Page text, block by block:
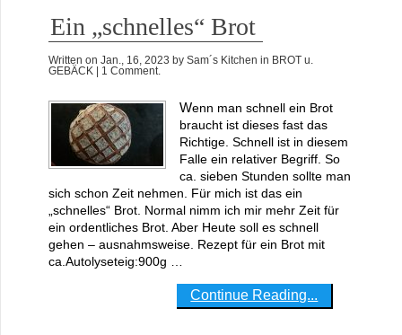
Ein „schnelles“ Brot
Written on Jan., 16, 2023 by Sam´s Kitchen in BROT u.
GEBÄCK
| 1 Comment.
Wenn man schnell ein Brot
braucht ist dieses fast das
Richtige. Schnell ist in diesem
Falle ein relativer Begriff. So
ca. sieben Stunden sollte man
sich schon Zeit nehmen. Für mich ist das ein
„schnelles“ Brot. Normal nimm ich mir mehr Zeit für
ein ordentliches Brot. Aber Heute soll es schnell
gehen – ausnahmsweise. Rezept für ein Brot mit
ca.Autolyseteig:900g …
Continue Reading...